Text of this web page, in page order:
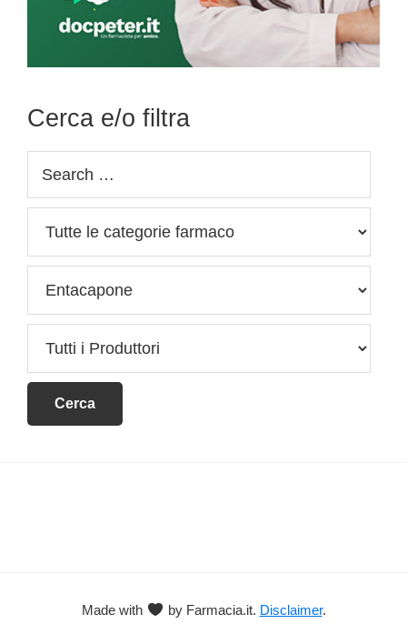
Cerca e/o filtra
Made with by Farmacia.it. Disclaimer.